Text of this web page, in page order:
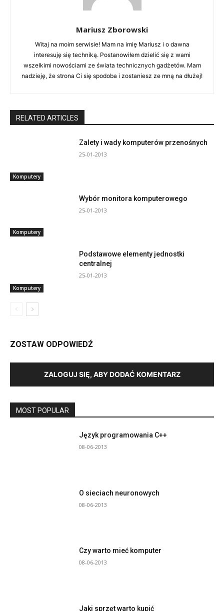
Mariusz Zborowski
Witaj na moim serwisie! Mam na imię Mariusz i o dawna
interesuję się techniką. Postanowiłem dzielić się z wami
wszelkimi nowościami ze świata technicznych gadżetów. Mam
nadzieję, że strona Ci się spodoba i zostaniesz ze mną na dłużej!
RELATED ARTICLES
Komputery
Zalety i wady komputerów przenośnych
25-01-2013
Komputery
Wybór monitora komputerowego
25-01-2013
Komputery
Podstawowe elementy jednostki
centralnej
25-01-2013
ZOSTAW ODPOWIEDŹ
ZALOGUJ SIĘ, ABY DODAĆ KOMENTARZ
MOST POPULAR
Język programowania C++
08-06-2013
O sieciach neuronowych
08-06-2013
Czy warto mieć komputer
08-06-2013
Jaki sprzęt warto kupić